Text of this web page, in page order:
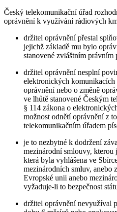
Český telekomunikační úřad
oprávnění k využívání rádiových
držitel oprávnění přestal
jejichž základě mu bylo
stanovené zvláštním právním
držitel oprávnění nesplní
elektronických
oprávnění nebo o změně
ve lhůtě stanovené Českým
§ 114 zákona o
možnost odnětí oprávnění z
telekomunikačním úřadem
je to nezbytné k dodržení
mezinárodní smlouvy, kterou
která byla vyhlášena ve
mezinárodních smluv, anebo
Evropské unii anebo
vyžaduje-li to bezpečnost
držitel oprávnění nevyužíval